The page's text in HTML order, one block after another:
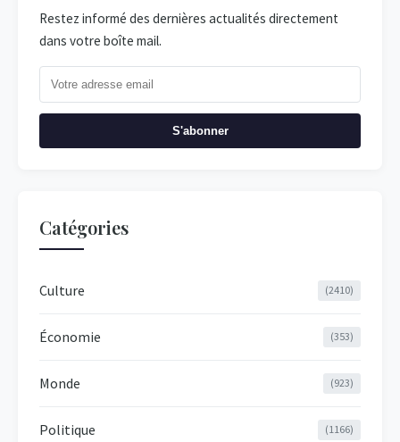
Restez informé des dernières actualités directement
dans votre boîte mail.
S'abonner
Catégories
Culture (2410)
Économie (353)
Monde (923)
Politique (1166)